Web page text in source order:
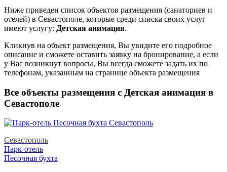
Ниже приведен список объектов размещения (санаториев и
отелей) в Севастополе, которые среди списка своих услуг
имеют услугу: Детская анимация.
Кликнув на объект размещения, Вы увидите его подробное
описание и сможете оставить заявку на бронирование, а если
у Вас возникнут вопросы, Вы всегда сможете задать их по
телефонам, указанным на странице объекта размещения
Все объекты размещения с Детская анимация в
Севастополе
Севастополь
Парк-отель
Песочная бухта